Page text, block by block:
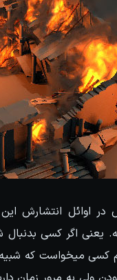
اوائل انتشارش این
کسی میخواست که